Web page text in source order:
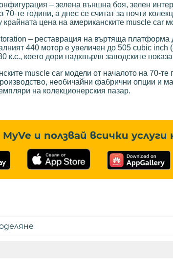
– зелена външна боя, зелен
те години, а днес се считат за почти
цена на американските muscle car
– реставрация на въртяща платформа
440 мотор е увеличен до 505 cubic inch
което дори надхвърля заводските
muscle car модели от началото на 70-
необичайни фабрични опции и
на колекционерския пазар.
и ползвай всички услуги